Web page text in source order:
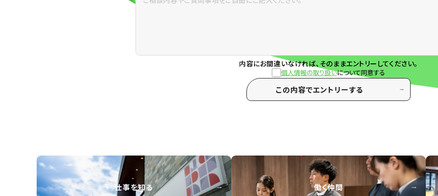
内容にお間違いなければ、そのままエントリーしてください。
個人情報の取り扱いについて同意する
仕事を知る 働く仲間